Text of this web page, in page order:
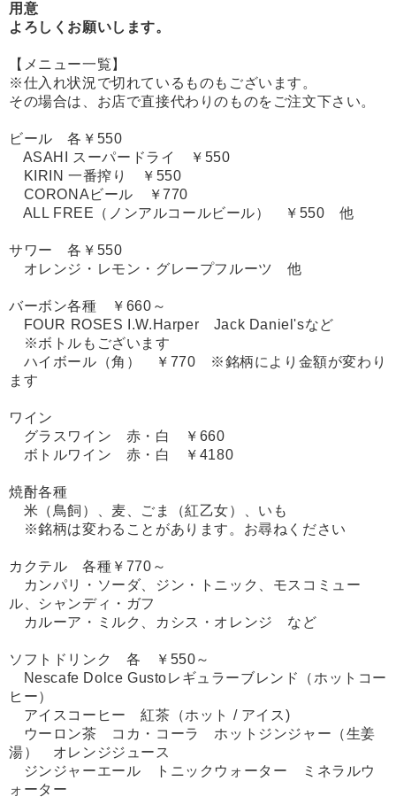
用意
よろしくお願いします。
【メニュー一覧】
※仕入れ状況で切れているものもございます。
その場合は、お店で直接代わりのものをご注文下さい。
ビール 各￥550
ASAHI スーパードライ ￥550
KIRIN 一番搾り ￥550
CORONAビール ￥770
ALL FREE（ノンアルコールビール） ￥550 他
サワー 各￥550
オレンジ・レモン・グレープフルーツ 他
バーボン各種 ￥660～
FOUR ROSES I.W.Harper Jack Daniel'sなど
※ボトルもございます
ハイボール（角） ￥770 ※銘柄により金額が変わり
ます
ワイン
グラスワイン 赤・白 ￥660
ボトルワイン 赤・白 ￥4180
焼酎各種
米（鳥飼）、麦、ごま（紅乙女）、いも
※銘柄は変わることがあります。お尋ねください
カクテル 各種￥770～
カンパリ・ソーダ、ジン・トニック、モスコミュー
ル、シャンディ・ガフ
カルーア・ミルク、カシス・オレンジ など
ソフトドリンク 各 ￥550～
Nescafe Dolce Gustoレギュラーブレンド（ホットコー
ヒー）
アイスコーヒー 紅茶（ホット / アイス)
ウーロン茶 コカ・コーラ ホットジンジャー（生姜
湯） オレンジジュース
ジンジャーエール トニックウォーター ミネラルウ
ォーター